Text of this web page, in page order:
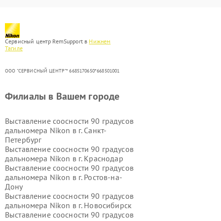
Сервисный центр RemSupport в Нижнем
Тагиле
ООО "СЕРВИСНЫЙ ЦЕНТР"* 6685170650*668501001
Филиалы в Вашем городе
Выставление соосности 90 градусов
дальномера Nikon в г. Санкт-
Петербург
Выставление соосности 90 градусов
дальномера Nikon в г. Краснодар
Выставление соосности 90 градусов
дальномера Nikon в г. Ростов-на-
Дону
Выставление соосности 90 градусов
дальномера Nikon в г. Новосибирск
Выставление соосности 90 градусов